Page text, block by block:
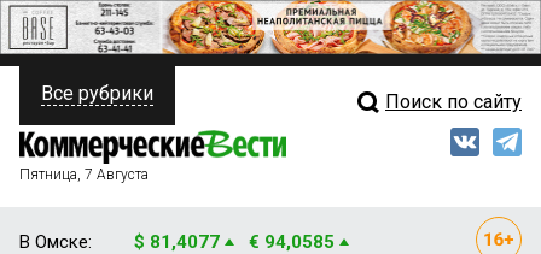
ПОЛИТИКА
ФИНАНСЫ
Свежий выпуск
Все рубрики Поиск по сайту
Пятница, 7 Августа
В Омске: $ 81,4077 € 94,0585